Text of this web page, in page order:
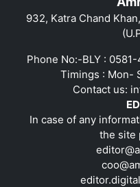
932, Katra Chand
Phone No:-BLY :
Timings : Mon-
Contact us:
In case of any
the site